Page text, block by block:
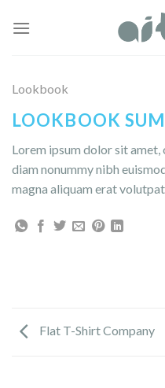
Lookbook
LOOKBOOK
Lorem ipsum dolor sit
diam nonummy nibh
magna aliquam erat
Flat T-Shirt Company